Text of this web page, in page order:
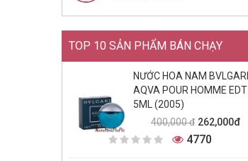
TOP 10 SẢN PHẨM BÁN CHẠY
NƯỚC HOA NAM BVLGARI
AQVA POUR HOMME EDT
5ML (2005)
400,000 đ 262,000đ
4770